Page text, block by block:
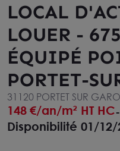
LOCAL
LOUER -
ÉQUIPÉ
PORTET-
31120 PORTET SUR
148 €/an/m² HT HC-
Disponibilité 01/12/